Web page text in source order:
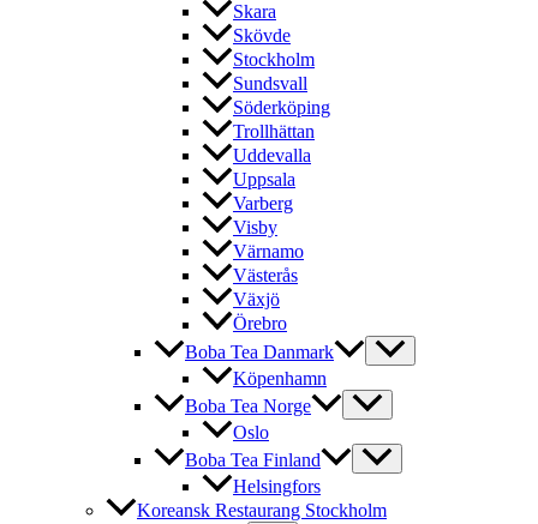
Skara
Skövde
Stockholm
Sundsvall
Söderköping
Trollhättan
Uddevalla
Uppsala
Varberg
Visby
Värnamo
Västerås
Växjö
Örebro
Boba Tea Danmark
Köpenhamn
Boba Tea Norge
Oslo
Boba Tea Finland
Helsingfors
Koreansk Restaurang Stockholm